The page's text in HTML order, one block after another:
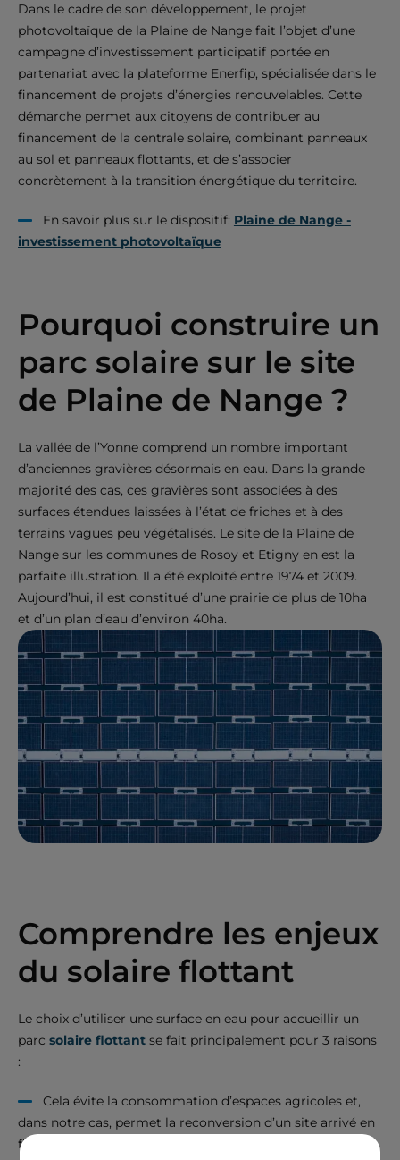
Dans le cadre de son développement, le projet
photovoltaïque de la Plaine de Nange fait l’objet d’une
campagne d’investissement participatif portée en
partenariat avec la plateforme Enerfip, spécialisée dans le
financement de projets d’énergies renouvelables. Cette
démarche permet aux citoyens de contribuer au
financement de la centrale solaire, combinant panneaux
au sol et panneaux flottants, et de s’associer
concrètement à la transition énergétique du territoire.
En savoir plus sur le dispositif: Plaine de Nange -
investissement photovoltaïque
Pourquoi construire un
parc solaire sur le site
de Plaine de Nange ?
La vallée de l’Yonne comprend un nombre important
d’anciennes gravières désormais en eau. Dans la grande
majorité des cas, ces gravières sont associées à des
surfaces étendues laissées à l’état de friches et à des
terrains vagues peu végétalisés. Le site de la Plaine de
Nange sur les communes de Rosoy et Etigny en est la
parfaite illustration. Il a été exploité entre 1974 et 2009.
Aujourd’hui, il est constitué d’une prairie de plus de 10ha
et d’un plan d’eau d’environ 40ha.
Comprendre les enjeux
du solaire flottant
Le choix d’utiliser une surface en eau pour accueillir un
parc solaire flottant se fait principalement pour 3 raisons
:
Cela évite la consommation d’espaces agricoles et,
dans notre cas, permet la reconversion d’un site arrivé en
fin d’exploitation ;